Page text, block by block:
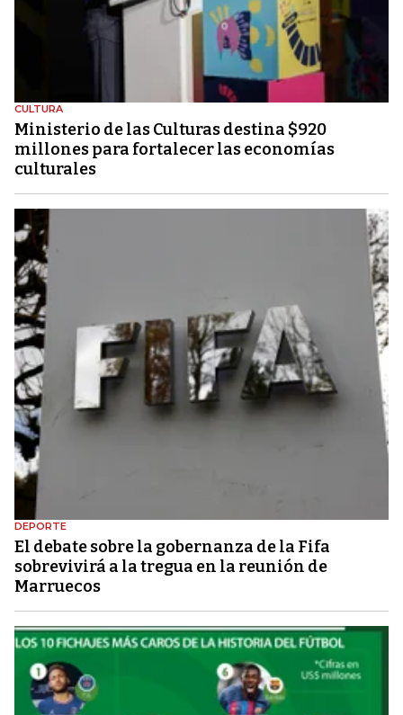
CULTURA
Ministerio de las Culturas destina $920
millones para fortalecer las economías
culturales
DEPORTE
El debate sobre la gobernanza de la Fifa
sobrevivirá a la tregua en la reunión de
Marruecos